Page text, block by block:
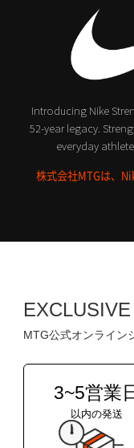
Introducing Nike
52-year legacy.
everyday
株式会社MTGは、
MTG公式オンライン
3~5営業
以内の発送